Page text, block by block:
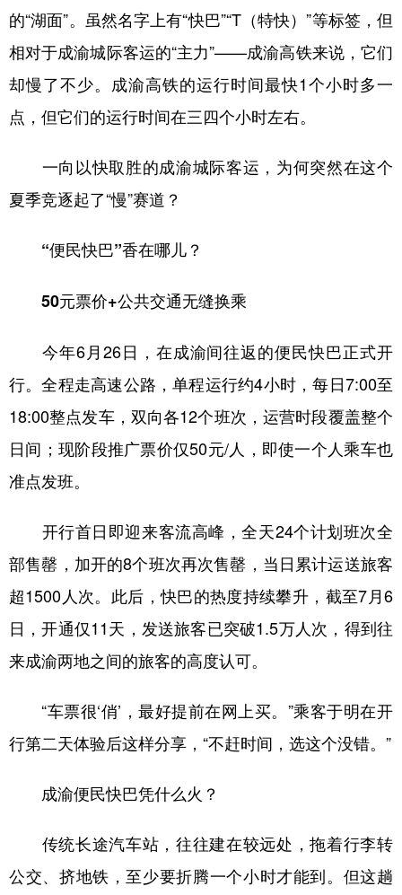
的“湖面”。虽然名字上有“快巴”“T（特快）”等标签，但
相对于成渝城际客运的“主力”——成渝高铁来说，它们
却慢了不少。成渝高铁的运行时间最快1个小时多一
点，但它们的运行时间在三四个小时左右。
一向以快取胜的成渝城际客运，为何突然在这个
夏季竞逐起了“慢”赛道？
“便民快巴”香在哪儿？
50元票价+公共交通无缝换乘
今年6月26日，在成渝间往返的便民快巴正式开
行。全程走高速公路，单程运行约4小时，每日7:00至
18:00整点发车，双向各12个班次，运营时段覆盖整个
日间；现阶段推广票价仅50元/人，即使一个人乘车也
准点发班。
开行首日即迎来客流高峰，全天24个计划班次全
部售罄，加开的8个班次再次售罄，当日累计运送旅客
超1500人次。此后，快巴的热度持续攀升，截至7月6
日，开通仅11天，发送旅客已突破1.5万人次，得到往
来成渝两地之间的旅客的高度认可。
“车票很‘俏’，最好提前在网上买。”乘客于明在开
行第二天体验后这样分享，“不赶时间，选这个没错。”
成渝便民快巴凭什么火？
传统长途汽车站，往往建在较远处，拖着行李转
公交、挤地铁，至少要折腾一个小时才能到。但这趟